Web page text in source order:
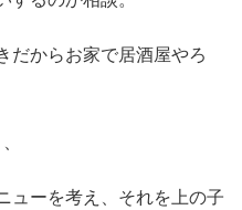
だからお家で居酒屋やろ
ューを考え、それを上の子